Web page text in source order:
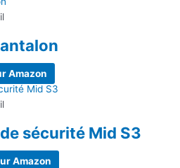
Amazon
sécurité Mid S3
Amazon